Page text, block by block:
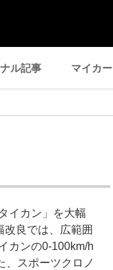
ル記事 マイカー
イカン」を大幅
良では、広範囲
カンの0-100km/h
、スポーツクロノ